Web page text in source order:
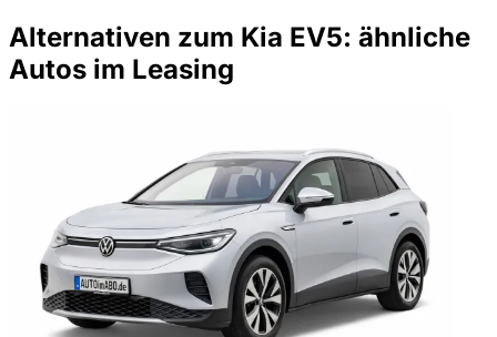
Alternativen zum Kia EV5: ähnliche
Autos im Leasing